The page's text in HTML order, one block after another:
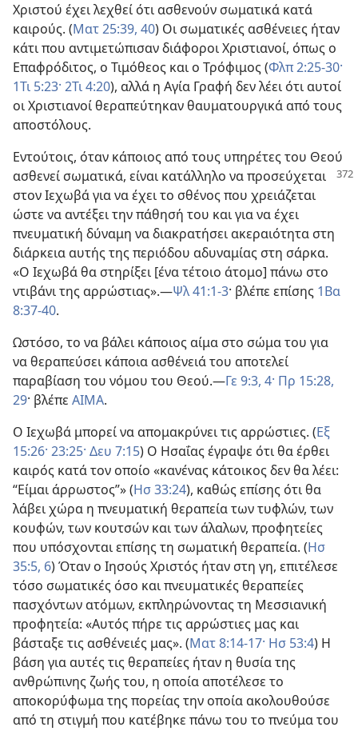
Χριστού έχει λεχθεί ότι ασθενούν σωματικά κατά
καιρούς. (Ματ 25:39, 40) Οι σωματικές ασθένειες ήταν
κάτι που αντιμετώπισαν διάφοροι Χριστιανοί, όπως ο
Επαφρόδιτος, ο Τιμόθεος και ο Τρόφιμος (Φλπ 2:25-30·
1Τι 5:23· 2Τι 4:20), αλλά η Αγία Γραφή δεν λέει ότι αυτοί
οι Χριστιανοί θεραπεύτηκαν θαυματουργικά από τους
αποστόλους.
Εντούτοις, όταν κάποιος από τους υπηρέτες του Θεού
ασθενεί σωματικά, είναι κατάλληλο ναπροσεύχεται
στον Ιεχωβά για να έχει το σθένος που χρειάζεται
ώστε να αντέξει την πάθησή του και για να έχει
πνευματική δύναμη να διακρατήσει ακεραιότητα στη
διάρκεια αυτής της περιόδου αδυναμίας στη σάρκα.
«Ο Ιεχωβά θα στηρίξει [ένα τέτοιο άτομο] πάνω στο
ντιβάνι της αρρώστιας».—Ψλ 41:1-3· βλέπε επίσης 1Βα
8:37-40.
Ωστόσο, το να βάλει κάποιος αίμα στο σώμα του για
να θεραπεύσει κάποια ασθένειά του αποτελεί
παραβίαση του νόμου του Θεού.—Γε 9:3, 4· Πρ 15:28,
29· βλέπε ΑΙΜΑ.
Ο Ιεχωβά μπορεί να απομακρύνει τις αρρώστιες. (Εξ
15:26· 23:25· Δευ 7:15) Ο Ησαΐας έγραψε ότι θα έρθει
καιρός κατά τον οποίο «κανένας κάτοικος δεν θα λέει:
“Είμαι άρρωστος”» (Ησ 33:24), καθώς επίσης ότι θα
λάβει χώρα η πνευματική θεραπεία των τυφλών, των
κουφών, των κουτσών και των άλαλων, προφητείες
που υπόσχονται επίσης τη σωματική θεραπεία. (Ησ
35:5, 6) Όταν ο Ιησούς Χριστός ήταν στη γη, επιτέλεσε
τόσο σωματικές όσο και πνευματικές θεραπείες
πασχόντων ατόμων, εκπληρώνοντας τη Μεσσιανική
προφητεία: «Αυτός πήρε τις αρρώστιες μας και
βάσταξε τις ασθένειές μας». (Ματ 8:14-17· Ησ 53:4) Η
βάση για αυτές τις θεραπείες ήταν η θυσία της
ανθρώπινης ζωής του, η οποία αποτέλεσε το
αποκορύφωμα της πορείας την οποία ακολουθούσε
από τη στιγμή που κατέβηκε πάνω του το πνεύμα του